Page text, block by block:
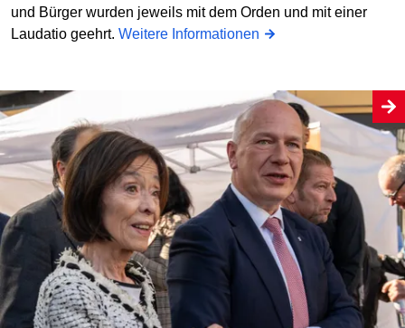
und Bürger wurden jeweils mit dem Orden und mit einer
Laudatio geehrt. Weitere Informationen